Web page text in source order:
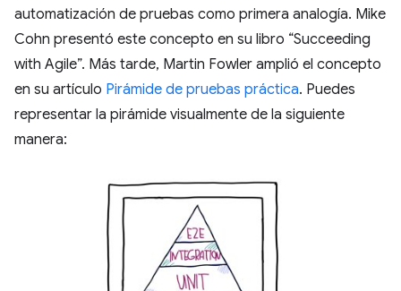
automatización de pruebas como primera analogía. Mike
Cohn presentó este concepto en su libro “Succeeding
with Agile”. Más tarde, Martin Fowler amplió el concepto
en su artículo Pirámide de pruebas práctica. Puedes
representar la pirámide visualmente de la siguiente
manera: